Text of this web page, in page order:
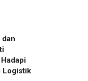
Logistik